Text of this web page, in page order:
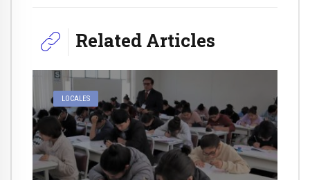
Related Articles
LOCALES